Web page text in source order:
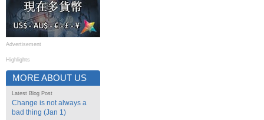
Advertisement
Highlights
MORE ABOUT US
Latest Blog Post
Change is not always a
bad thing (Jan 1)